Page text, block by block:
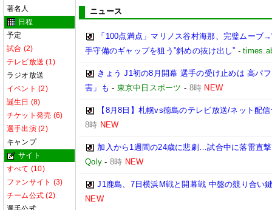
著名人
日程
予定
試合 (2)
テレビ放送 (1)
ラジオ放送
イベント (2)
誕生日 (8)
チケット発売 (6)
選手出演 (2)
キャンプ
サイト
すべて (10)
ファンサイト (3)
チーム公式 (2)
ニュース
「100点満点」マリノス谷村海那、完璧ムーブ
手守備のギャップを狙う”斜めの抜け出し” -
きょう J1初の8月開幕 選手の受け止めは 高パ
害」も - 東京中日スポーツ - 8時 NEW
【8月8日】札幌vs徳島のテレビ放送/ネット配
8時 NEW
加入から1週間の24歳に悲劇…試合中に落雷直
Qoly - 8時 NEW
J1鹿島、7日横浜M戦と開幕戦 中盤の競り合い
NEW